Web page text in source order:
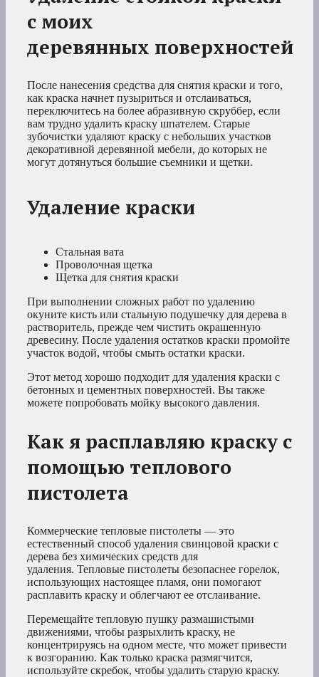
с моих
деревянных поверхностей
После нанесения средства для снятия краски и того,
как краска начнет пузыриться и отслаиваться,
переключитесь на более абразивную скруббер, если
вам трудно удалить краску шпателем. Старые
зубочистки удаляют краску с небольших участков
декоративной деревянной мебели, до которых не
могут дотянуться большие съемники и щетки.
Удаление краски
Стальная вата
Проволочная щетка
Щетка для снятия краски
При выполнении сложных работ по удалению
окуните кисть или стальную подушечку для дерева в
растворитель, прежде чем чистить окрашенную
древесину. После удаления остатков краски промойте
участок водой, чтобы смыть остатки краски.
Этот метод хорошо подходит для удаления краски с
бетонных и цементных поверхностей. Вы также
можете попробовать мойку высокого давления.
Как я расплавляю краску с
помощью теплового
пистолета
Коммерческие тепловые пистолеты — это
естественный способ удаления свинцовой краски с
дерева без химических средств для
удаления. Тепловые пистолеты безопаснее горелок,
использующих настоящее пламя, они помогают
расплавить краску и облегчают ее отслаивание.
Перемещайте тепловую пушку размашистыми
движениями, чтобы разрыхлить краску, не
концентрируясь на одном месте, что может привести
к возгоранию. Как только краска размягчится,
используйте скребок, чтобы удалить старую краску.